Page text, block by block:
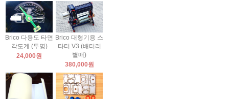
Brico 다용도 타면
각도계 (투명)
24,000원
Brico 대형기용 스
타터 V3 (배터리
별매)
380,000원